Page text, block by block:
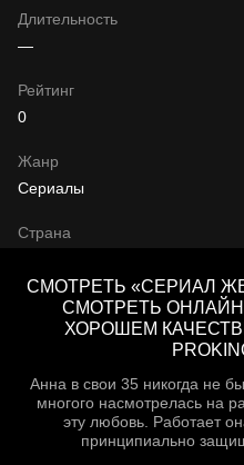
Жанр
Сериалы
Длительность
—
Страна
Рейтинг
0
СМОТРЕТЬ «СЕРИАЛ
СМОТРЕТЬ ОНЛАЙН
ХОРОШЕМ
Анна в свои 35 никогда не
многого насмотрелась на
эту любовь. Работает
принципиально